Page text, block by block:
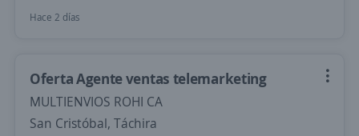
Hace 2 días
Oferta Agente ventas telemarketing
MULTIENVIOS ROHI CA
San Cristóbal, Táchira